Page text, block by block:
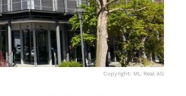
Copyright: ML Real AG